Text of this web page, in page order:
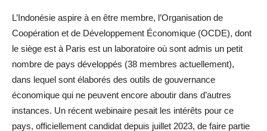
L’Indonésie aspire à en être membre, l’Organisation de
Coopération et de Développement Économique (OCDE), dont
le siège est à Paris est un laboratoire où sont admis un petit
nombre de pays développés (38 membres actuellement),
dans lequel sont élaborés des outils de gouvernance
économique qui ne peuvent encore aboutir dans d’autres
instances. Un récent webinaire pesait les intérêts pour ce
pays, officiellement candidat depuis juillet 2023, de faire partie